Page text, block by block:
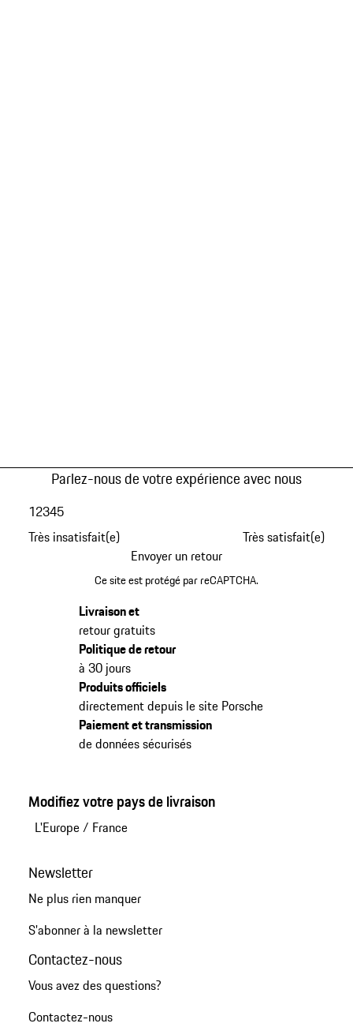
Parlez-nous de votre expérience avec nous
Très insatisfait(e)
12345
Très satisfait(e)
Envoyer un retour
Ce site est protégé par reCAPTCHA.
Livraison et
retour gratuits
Politique de retour
à 30 jours
Produits officiels
directement depuis le site Porsche
Paiement et transmission
de données sécurisés
Modifiez votre pays de livraison
L'Europe/ France
Newsletter
Ne plus rien manquer
S'abonner à la newsletter
Contactez-nous
Vous avez des questions?
Contactez-nous